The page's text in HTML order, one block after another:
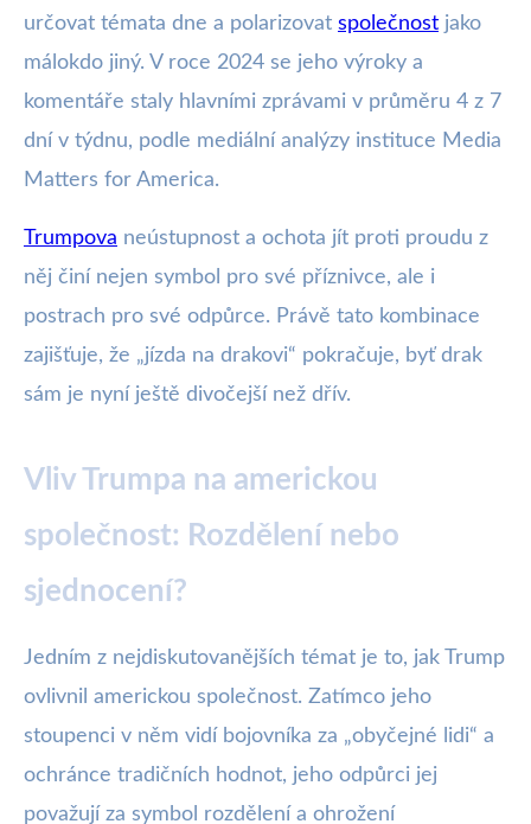
určovat témata dne a polarizovat společnost jako
málokdo jiný. V roce 2024 se jeho výroky a
komentáře staly hlavními zprávami v průměru 4 z 7
dní v týdnu, podle mediální analýzy instituce Media
Matters for America.
Trumpova neústupnost a ochota jít proti proudu z
něj činí nejen symbol pro své příznivce, ale i
postrach pro své odpůrce. Právě tato kombinace
zajišťuje, že „jízda na drakovi“ pokračuje, byť drak
sám je nyní ještě divočejší než dřív.
Vliv Trumpa na americkou
společnost: Rozdělení nebo
sjednocení?
Jedním z nejdiskutovanějších témat je to, jak Trump
ovlivnil americkou společnost. Zatímco jeho
stoupenci v něm vidí bojovníka za „obyčejné lidi“ a
ochránce tradičních hodnot, jeho odpůrci jej
považují za symbol rozdělení a ohrožení